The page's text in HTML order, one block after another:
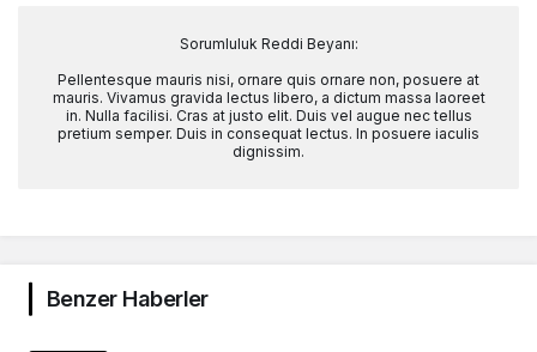
Sorumluluk Reddi Beyanı:
Pellentesque mauris nisi, ornare quis ornare non, posuere at
mauris. Vivamus gravida lectus libero, a dictum massa laoreet
in. Nulla facilisi. Cras at justo elit. Duis vel augue nec tellus
pretium semper. Duis in consequat lectus. In posuere iaculis
dignissim.
Benzer Haberler